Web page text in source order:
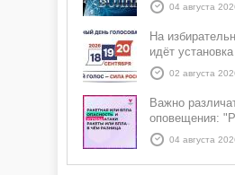
04 августа
На
идёт
02 августа
Важно
оповещения:
БПЛА
атаки ракеты
04 августа